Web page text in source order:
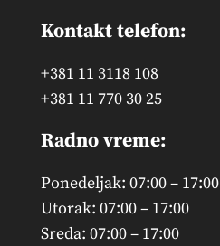
Kontakt telefon:
+381 11 3118 108
+381 11 770 30 25
Radno vreme:
Ponedeljak: 07:00 – 17:00
Utorak: 07:00 – 17:00
Sreda: 07:00 – 17:00